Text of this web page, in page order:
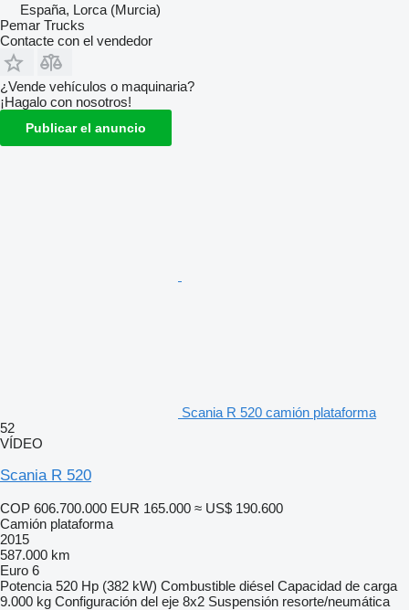
España, Lorca (Murcia)
Pemar Trucks
Contacte con el vendedor
¿Vende vehículos o maquinaria?
¡Hagalo con nosotros!
Publicar el anuncio
Scania R 520 camión plataforma
52
VÍDEO
Scania R 520
COP 606.700.000 EUR 165.000 ≈ US$ 190.600
Camión plataforma
2015
587.000 km
Euro 6
Potencia 520 Hp (382 kW) Combustible diésel Capacidad de carga
9.000 kg Configuración del eje 8x2 Suspensión resorte/neumática